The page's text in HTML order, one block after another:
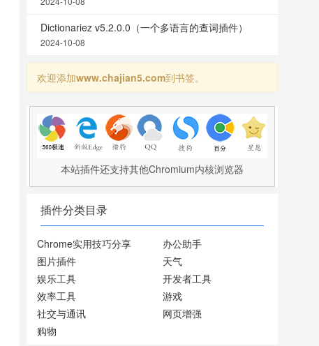
Dictionariez v5.2.0.0（一个多语言的查词插件）
2024-10-08
欢迎添加www.chajian5.com到书签。
本站插件还支持其他Chromium内核浏览器
插件分类目录
Chrome实用技巧分享
办公助手
图片插件
天气
娱乐工具
开发者工具
效率工具
游戏
社交与通讯
网页增强
购物